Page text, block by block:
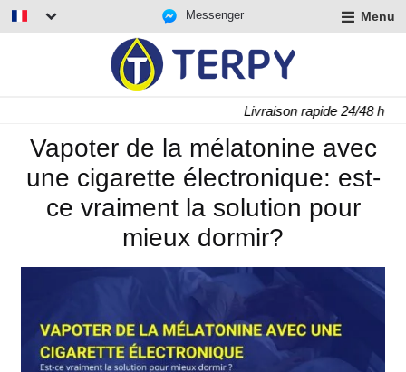
Messenger Menu
Livraison rapide 24/48 h
Vapoter de la mélatonine avec
une cigarette électronique: est-
ce vraiment la solution pour
mieux dormir?